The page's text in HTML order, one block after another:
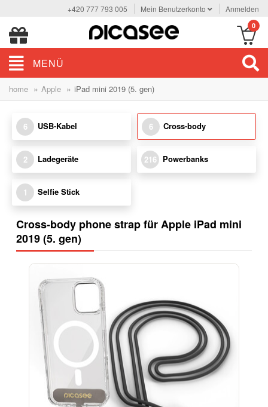
+420 777 793 005 Mein Benutzerkonto Anmelden
0
MENÜ
home » Apple » iPad mini 2019 (5. gen)
6 USB-Kabel 6 Cross-body
2 Ladegeräte 216 Powerbanks
1 Selfie Stick
Cross-body phone strap für Apple iPad mini
2019 (5. gen)